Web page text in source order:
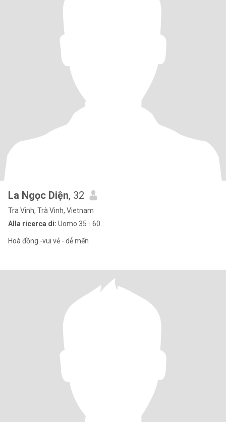
La Ngọc Diện, 32
Tra Vinh, Trà Vinh, Vietnam
Alla ricerca di: Uomo 35 - 60
Hoà đồng -vui vẻ - dễ mến